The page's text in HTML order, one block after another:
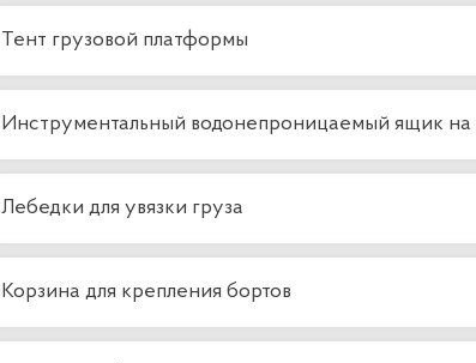
Тент грузовой платформы
Инструментальный водонепроницаемый ящик на
Лебедки для увязки груза
Корзина для крепления бортов